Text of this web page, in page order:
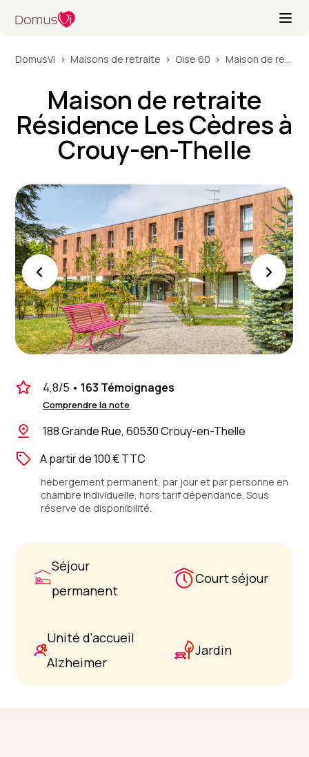
DomusVi Maisons de retraite Oise 60 Maison de retraite Résidence Les Cèdres à Crouy-en-Thelle
Maison de retraite
Résidence Les Cèdres à
Crouy-en-Thelle
4,8/5 • 163 Témoignages
Comprendre la note
188 Grande Rue, 60530 Crouy-en-Thelle
A partir de 100 € TTC
hébergement permanent, par jour et par personne en
chambre individuelle, hors tarif dépendance. Sous
réserve de disponibilité.
Séjour
permanent
Court séjour
Unité d'accueil
Alzheimer
Jardin